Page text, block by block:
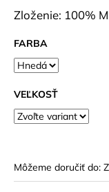
Zloženie: 100%
FARBA
VEĽKOSŤ
Môžeme doručiť do: